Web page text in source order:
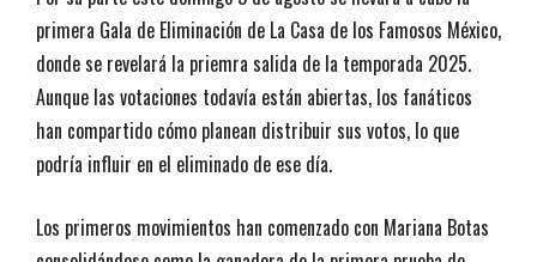
primera Gala de Eliminación de La Casa de los Famosos México,
donde se revelará la priemra salida de la temporada 2025.
Aunque las votaciones todavía están abiertas, los fanáticos
han compartido cómo planean distribuir sus votos, lo que
podría influir en el eliminado de ese día.
Los primeros movimientos han comenzado con Mariana Botas